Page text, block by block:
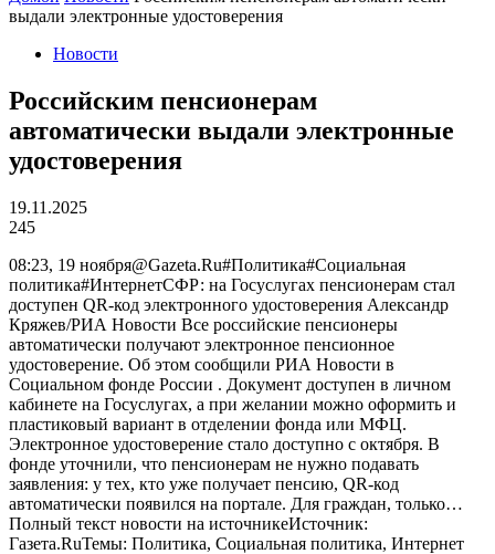
выдали электронные удостоверения
Новости
Российским пенсионерам
автоматически выдали электронные
удостоверения
19.11.2025
245
08:23, 19 ноября@Gazeta.Ru#Политика#Социальная
политика#ИнтернетСФР: на Госуслугах пенсионерам стал
доступен QR-код электронного удостоверения Александр
Кряжев/РИА Новости Все российские пенсионеры
автоматически получают электронное пенсионное
удостоверение. Об этом сообщили РИА Новости в
Социальном фонде России . Документ доступен в личном
кабинете на Госуслугах, а при желании можно оформить и
пластиковый вариант в отделении фонда или МФЦ.
Электронное удостоверение стало доступно с октября. В
фонде уточнили, что пенсионерам не нужно подавать
заявления: у тех, кто уже получает пенсию, QR-код
автоматически появился на портале. Для граждан, только…
Полный текст новости на источникеИсточник:
Газета.RuТемы: Политика, Социальная политика, Интернет